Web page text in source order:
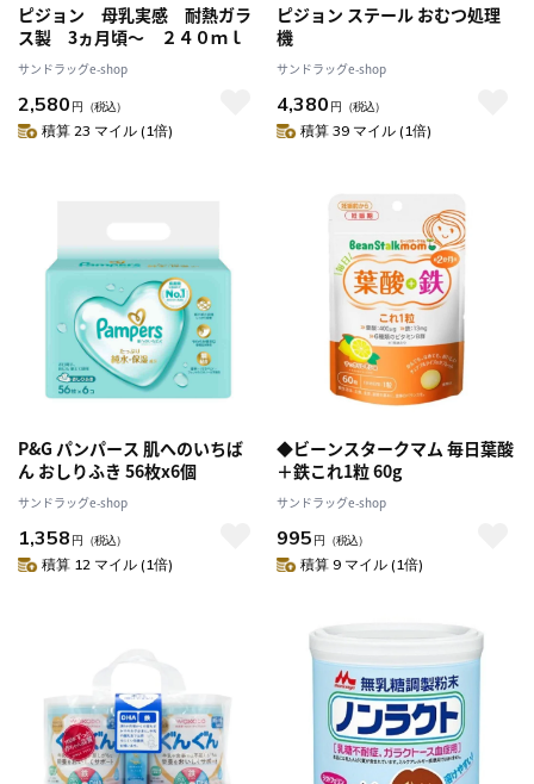
ピジョン 母乳実感 耐熱ガラ
ス製 3ヵ月頃～ ２４０ｍｌ
サンドラッグe-shop
2,580 円 （税込）
積算 23 マイル (1倍)
ピジョン ステール おむつ処理
機
サンドラッグe-shop
4,380 円 （税込）
積算 39 マイル (1倍)
P&G パンパース 肌へのいちば
ん おしりふき 56枚x6個
サンドラッグe-shop
1,358 円 （税込）
積算 12 マイル (1倍)
◆ビーンスタークマム 毎日葉酸
＋鉄これ1粒 60g
サンドラッグe-shop
995 円 （税込）
積算 9 マイル (1倍)